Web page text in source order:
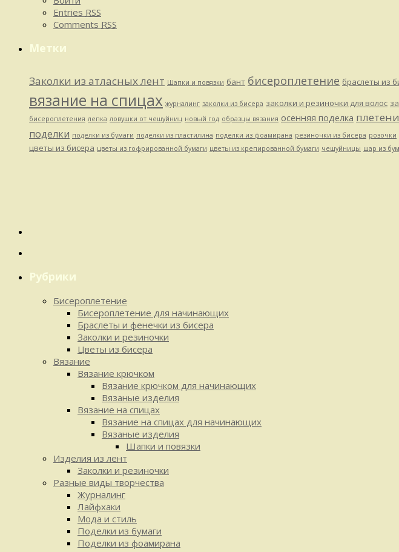
Entries RSS
Comments RSS
Метки
Заколки из атласных лент Шапки и повязки бант бисероплетение браслеты из
вязание на спицах журналинг заколки из бисера заколки и резиночки для волос
бисероплетения лепка ловушки от чешуйниц новый год образцы вязания осенняя поделка
поделки поделки из бумаги поделки из пластилина поделки из фоамирана резиночки из бисера розочки
цветы из бисера цветы из гофрированной бумаги цветы из крепированной бумаги чешуйницы шар из
Рубрики
Бисероплетение
Бисероплетение для начинающих
Браслеты и фенечки из бисера
Заколки и резиночки
Цветы из бисера
Вязание
Вязание крючком
Вязание крючком для начинающих
Вязаные изделия
Вязание на спицах
Вязание на спицах для начинающих
Вязаные изделия
Шапки и повязки
Изделия из лент
Заколки и резиночки
Разные виды творчества
Журналинг
Лайфхаки
Мода и стиль
Поделки из бумаги
Поделки из фоамирана